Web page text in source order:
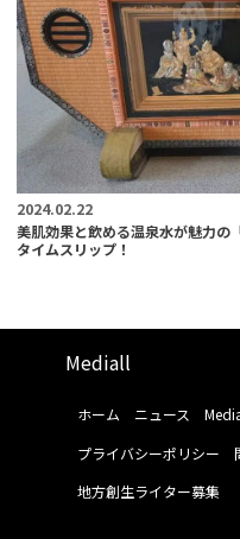
2024.02.22
美肌効果と飲める温泉水が魅力の
タイムスリップ！
Mediall
ホーム ニュース
プライバシーポリシー
地方創生ライター募集